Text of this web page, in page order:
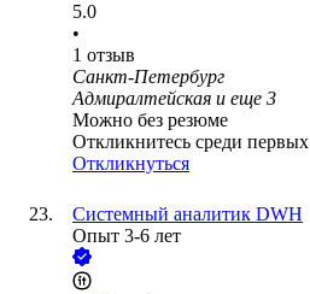
5.0
•
1 отзыв
Санкт-Петербург
Адмиралтейская и еще 3
Можно без резюме
Откликнитесь среди первых
Откликнуться
Системный аналитик DWH
Опыт 3-6 лет